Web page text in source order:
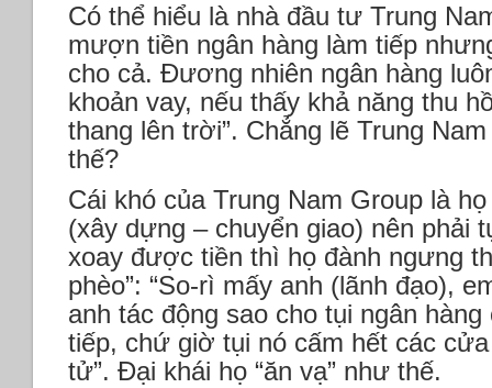
Có thể hiểu là nhà đầu tư Trung
mượn tiền ngân hàng làm tiếp
cho cả. Đương nhiên ngân hàng
khoản vay, nếu thấy khả năng thu
thang lên trời”. Chẳng lẽ Trung
thế?
Cái khó của Trung Nam Group là
(xây dựng – chuyển giao) nên phải
xoay được tiền thì họ đành ngưng
phèo”: “So-rì mấy anh (lãnh đạo),
anh tác động sao cho tụi ngân
tiếp, chứ giờ tụi nó cấm hết các
tử”. Đại khái họ “ăn vạ” như thế.